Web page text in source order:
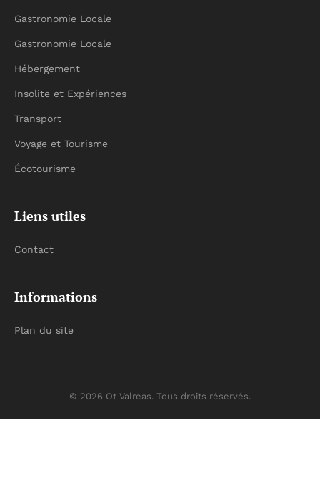
Gastronomie Locale
Gastronomie Locale
Hébergement
Insolite et Expériences
Transport
Voyage et Tourisme
Écotourisme
Liens utiles
Contact
Informations
Plan du site
© 2026 Ot Valreas. Tous droits réservés.